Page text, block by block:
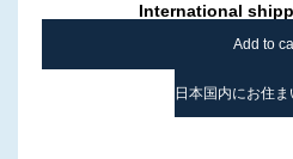
International
Add to
日本国内にお住